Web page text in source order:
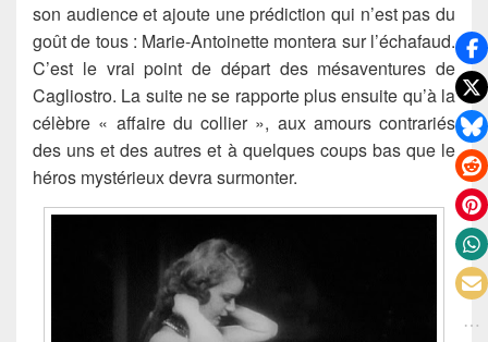
son audience et ajoute une prédiction qui n’est pas du
goût de tous : Marie-Antoinette montera sur l’échafaud.
C’est le vrai point de départ des mésaventures de
Cagliostro. La suite ne se rapporte plus ensuite qu’à la
célèbre « affaire du collier », aux amours contrariés
des uns et des autres et à quelques coups bas que le
héros mystérieux devra surmonter.